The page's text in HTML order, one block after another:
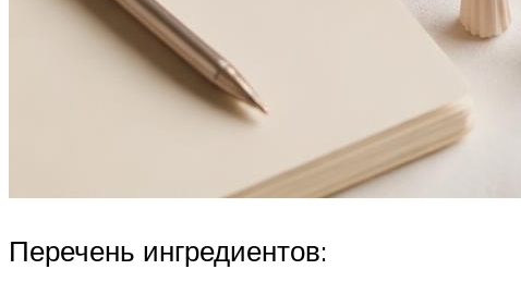
Перечень ингредиентов: